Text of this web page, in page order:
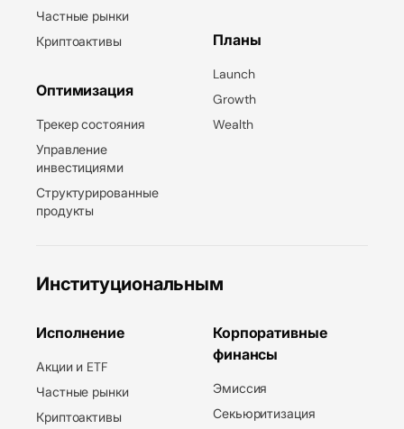
Частные рынки
Криптоактивы
Оптимизация
Трекер состояния
Управление
инвестициями
Структурированные
продукты
Планы
Launch
Growth
Wealth
Институциональным
Исполнение
Акции и ETF
Частные рынки
Криптоактивы
Корпоративные
финансы
Эмиссия
Секьюритизация